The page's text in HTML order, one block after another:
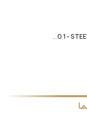
زیور آلات و جواهر تریوا مدل BRACELET NO 1 - STEEL-S